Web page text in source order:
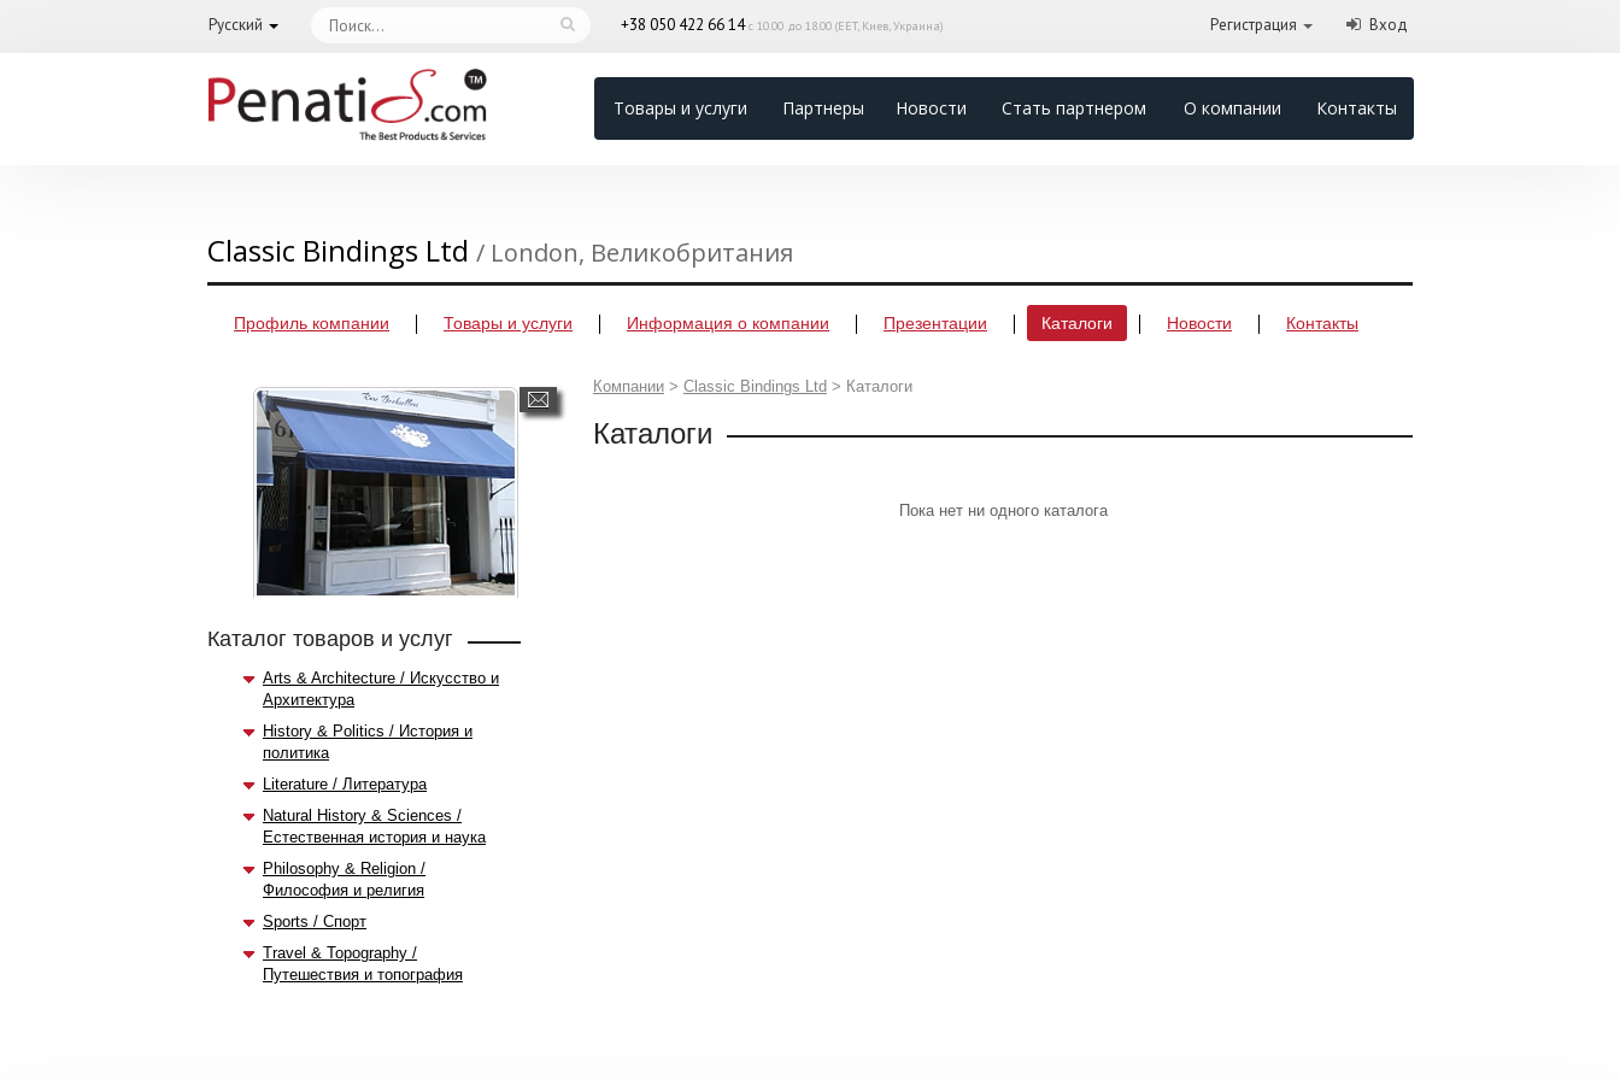
Русский +38 050 422 66 14с 10.00 до 18.00 (EET, Киев, Украина) Регистрация Вход
Товары и услуги Партнеры Новости Стать партнером О компании Контакты
Classic Bindings Ltd / London, Великобритания
Профиль компании Товары и услуги Информация о компании Презентации Каталоги Новости Контакты
Каталог товаров и услуг
Arts & Architecture / Искусство и
Архитектура
History & Politics / История и
политика
Literature / Литература
Natural History & Sciences /
Естественная история и наука
Philosophy & Religion /
Философия и религия
Sports / Спорт
Travel & Topography /
Путешествия и топография
Компании > Classic Bindings Ltd > Каталоги
Каталоги
Пока нет ни одного каталога